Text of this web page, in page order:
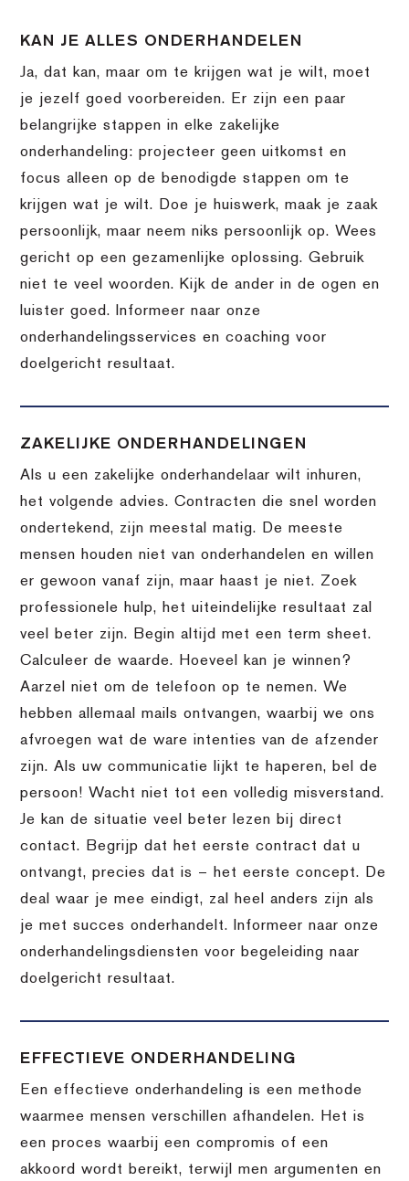
KAN JE ALLES ONDERHANDELEN
Ja, dat kan, maar om te krijgen wat je wilt, moet
je jezelf goed voorbereiden. Er zijn een paar
belangrijke stappen in elke zakelijke
onderhandeling: projecteer geen uitkomst en
focus alleen op de benodigde stappen om te
krijgen wat je wilt. Doe je huiswerk, maak je zaak
persoonlijk, maar neem niks persoonlijk op. Wees
gericht op een gezamenlijke oplossing. Gebruik
niet te veel woorden. Kijk de ander in de ogen en
luister goed. Informeer naar onze
onderhandelingsservices en coaching voor
doelgericht resultaat.
ZAKELIJKE ONDERHANDELINGEN
Als u een zakelijke onderhandelaar wilt inhuren,
het volgende advies. Contracten die snel worden
ondertekend, zijn meestal matig. De meeste
mensen houden niet van onderhandelen en willen
er gewoon vanaf zijn, maar haast je niet. Zoek
professionele hulp, het uiteindelijke resultaat zal
veel beter zijn. Begin altijd met een term sheet.
Calculeer de waarde. Hoeveel kan je winnen?
Aarzel niet om de telefoon op te nemen. We
hebben allemaal mails ontvangen, waarbij we ons
afvroegen wat de ware intenties van de afzender
zijn. Als uw communicatie lijkt te haperen, bel de
persoon! Wacht niet tot een volledig misverstand.
Je kan de situatie veel beter lezen bij direct
contact. Begrijp dat het eerste contract dat u
ontvangt, precies dat is – het eerste concept. De
deal waar je mee eindigt, zal heel anders zijn als
je met succes onderhandelt. Informeer naar onze
onderhandelingsdiensten voor begeleiding naar
doelgericht resultaat.
EFFECTIEVE ONDERHANDELING
Een effectieve onderhandeling is een methode
waarmee mensen verschillen afhandelen. Het is
een proces waarbij een compromis of een
akkoord wordt bereikt, terwijl men argumenten en